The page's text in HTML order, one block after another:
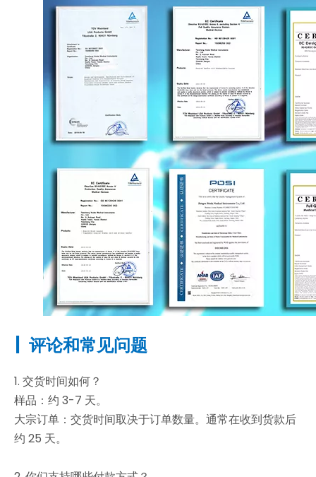
评论和常见问题
1. 交货时间如何？
样品：约 3-7 天。
大宗订单：交货时间取决于订单数量。通常在收到货款后
约 25 天。